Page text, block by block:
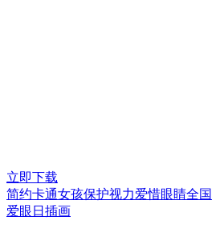
立即下载
简约卡通女孩保护视力爱惜眼睛全国
爱眼日插画